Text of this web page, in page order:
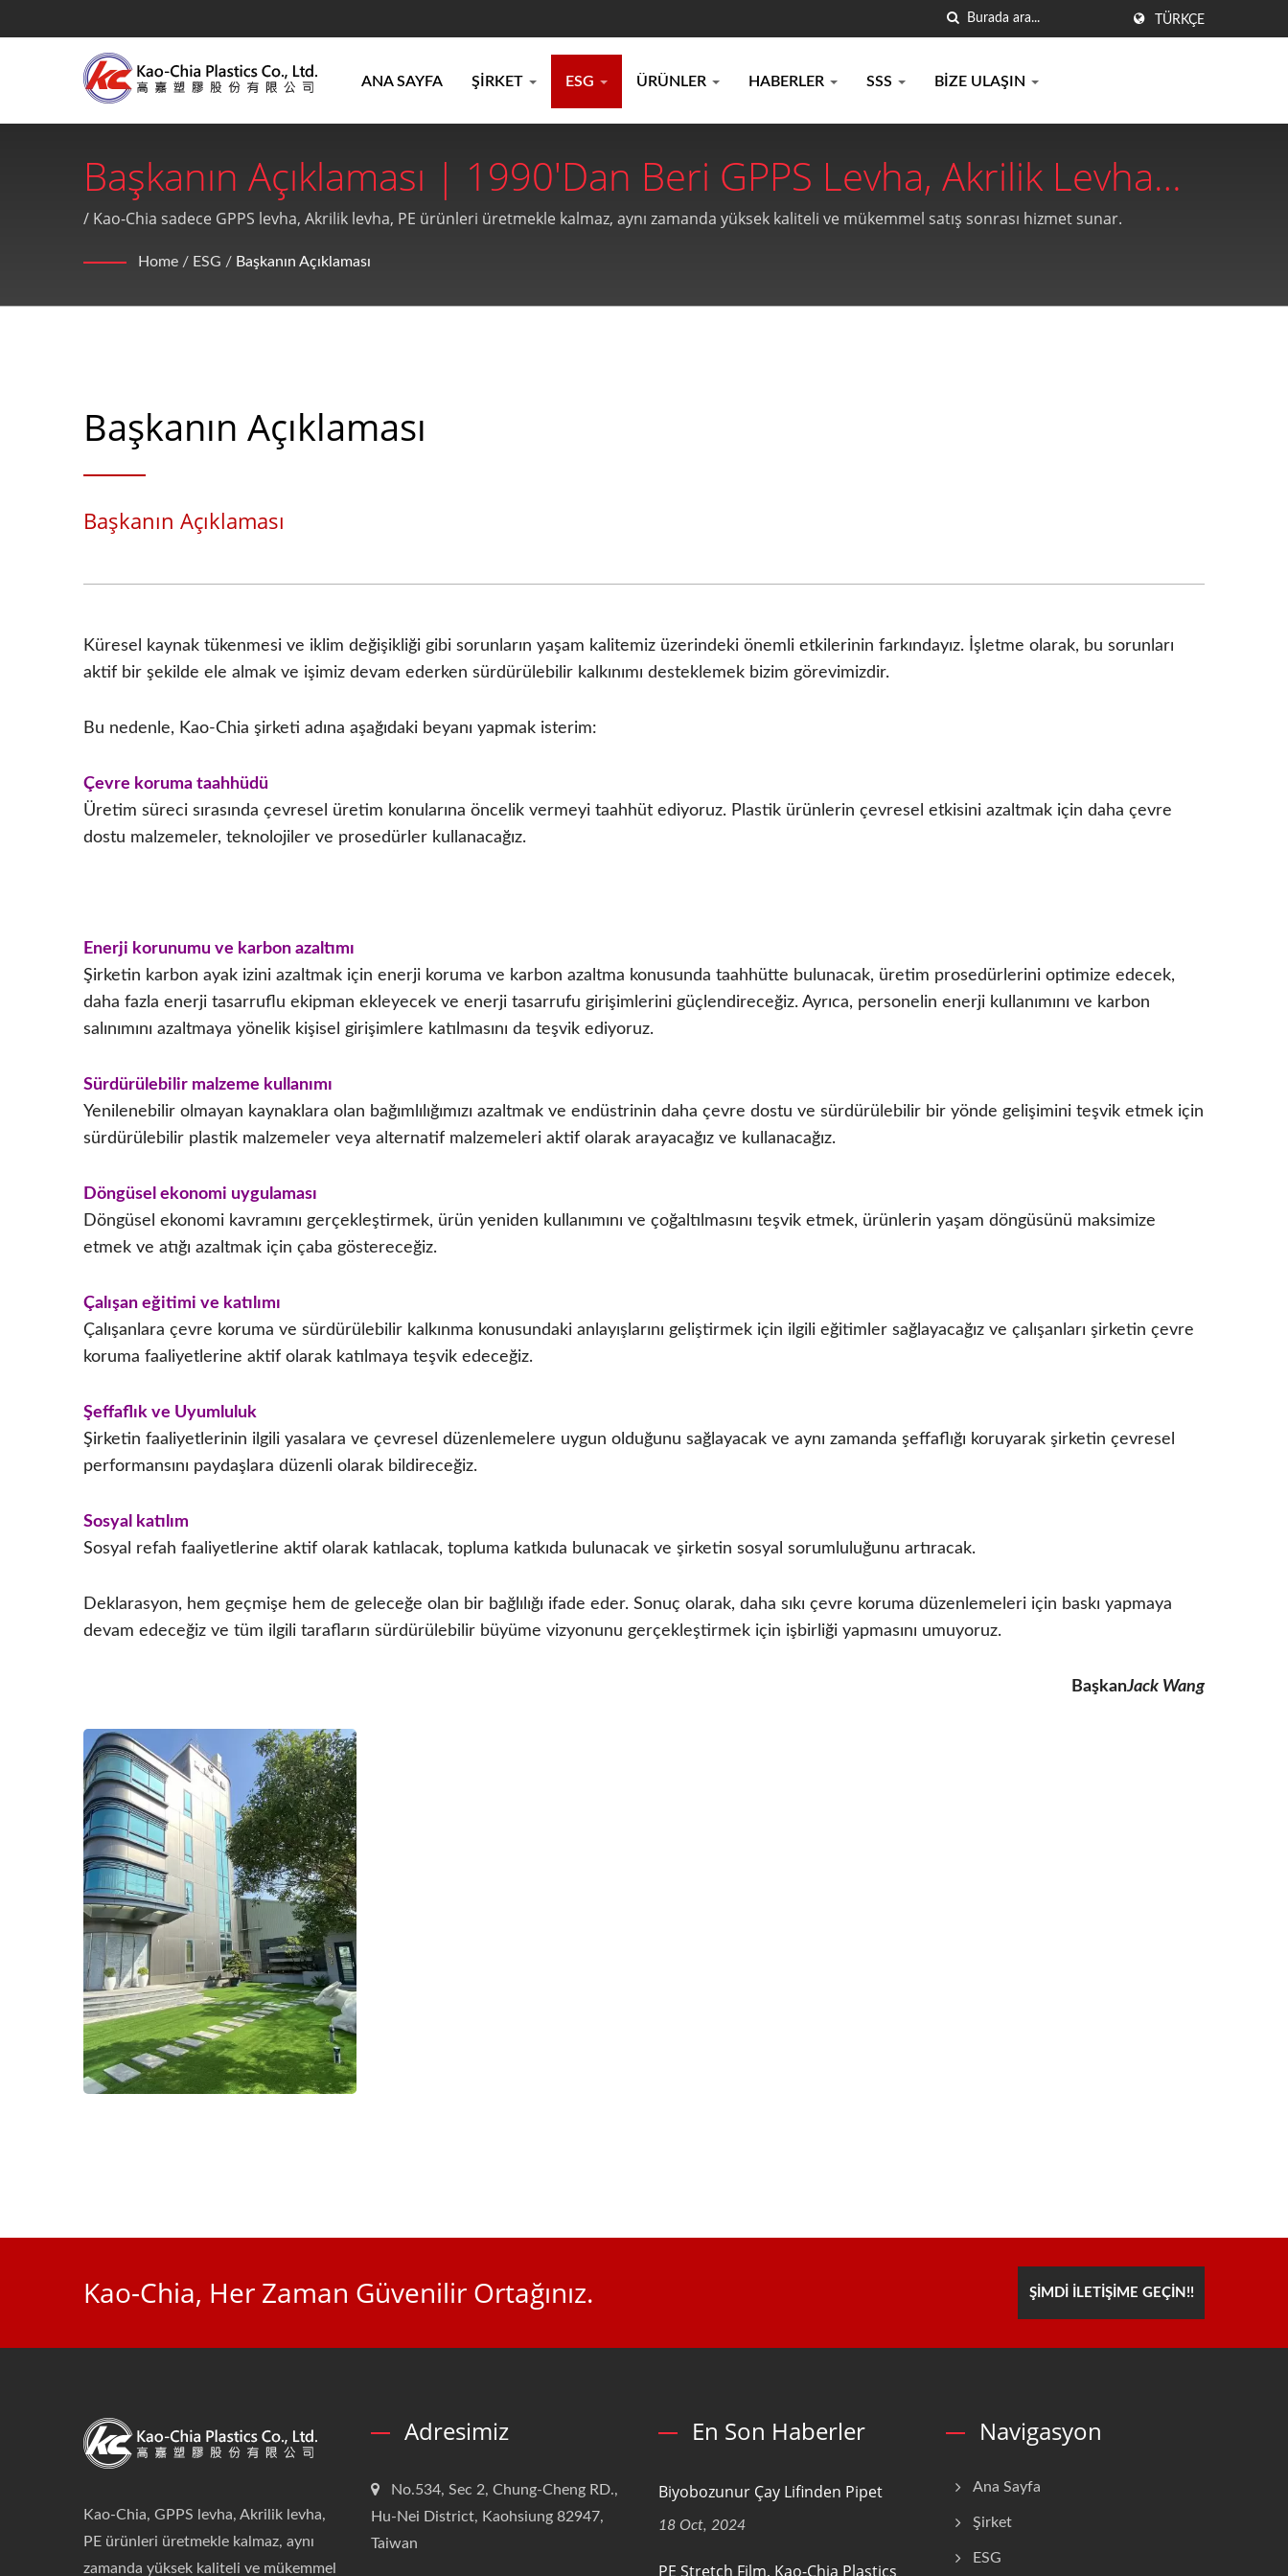
TÜRKÇE
ANA SAYFA ŞIRKET ESG ÜRÜNLER HABERLER SSS BIZE ULAŞIN
Başkanın Açıklaması | 1990'dan Beri GPPS Levha, Akrilik Levha
Ve PE Ürünleri Plastik Levha Üreticisi | Kao-Chia Plastics Co., Ltd.
/ Kao-Chia sadece GPPS levha, Akrilik levha, PE ürünleri üretmekle kalmaz, aynı zamanda yüksek kaliteli ve mükemmel satış sonrası hizmet sunar.
Home / ESG / Başkanın Açıklaması
Başkanın Açıklaması
Başkanın Açıklaması
Küresel kaynak tükenmesi ve iklim değişikliği gibi sorunların yaşam kalitemiz üzerindeki önemli etkilerinin farkındayız. İşletme olarak, bu sorunları
aktif bir şekilde ele almak ve işimiz devam ederken sürdürülebilir kalkınımı desteklemek bizim görevimizdir.
Bu nedenle, Kao-Chia şirketi adına aşağıdaki beyanı yapmak isterim:
Çevre koruma taahhüdü
Üretim süreci sırasında çevresel üretim konularına öncelik vermeyi taahhüt ediyoruz. Plastik ürünlerin çevresel etkisini azaltmak için daha çevre
dostu malzemeler, teknolojiler ve prosedürler kullanacağız.
Enerji korunumu ve karbon azaltımı
Şirketin karbon ayak izini azaltmak için enerji koruma ve karbon azaltma konusunda taahhütte bulunacak, üretim prosedürlerini optimize edecek,
daha fazla enerji tasarruflu ekipman ekleyecek ve enerji tasarrufu girişimlerini güçlendireceğiz. Ayrıca, personelin enerji kullanımını ve karbon
salınımını azaltmaya yönelik kişisel girişimlere katılmasını da teşvik ediyoruz.
Sürdürülebilir malzeme kullanımı
Yenilenebilir olmayan kaynaklara olan bağımlılığımızı azaltmak ve endüstrinin daha çevre dostu ve sürdürülebilir bir yönde gelişimini teşvik etmek için
sürdürülebilir plastik malzemeler veya alternatif malzemeleri aktif olarak arayacağız ve kullanacağız.
Döngüsel ekonomi uygulaması
Döngüsel ekonomi kavramını gerçekleştirmek, ürün yeniden kullanımını ve çoğaltılmasını teşvik etmek, ürünlerin yaşam döngüsünü maksimize
etmek ve atığı azaltmak için çaba göstereceğiz.
Çalışan eğitimi ve katılımı
Çalışanlara çevre koruma ve sürdürülebilir kalkınma konusundaki anlayışlarını geliştirmek için ilgili eğitimler sağlayacağız ve çalışanları şirketin çevre
koruma faaliyetlerine aktif olarak katılmaya teşvik edeceğiz.
Şeffaflık ve Uyumluluk
Şirketin faaliyetlerinin ilgili yasalara ve çevresel düzenlemelere uygun olduğunu sağlayacak ve aynı zamanda şeffaflığı koruyarak şirketin çevresel
performansını paydaşlara düzenli olarak bildireceğiz.
Sosyal katılım
Sosyal refah faaliyetlerine aktif olarak katılacak, topluma katkıda bulunacak ve şirketin sosyal sorumluluğunu artıracak.
Deklarasyon, hem geçmişe hem de geleceğe olan bir bağlılığı ifade eder. Sonuç olarak, daha sıkı çevre koruma düzenlemeleri için baskı yapmaya
devam edeceğiz ve tüm ilgili tarafların sürdürülebilir büyüme vizyonunu gerçekleştirmek için işbirliği yapmasını umuyoruz.
BaşkanJack Wang
Kao-Chia, Her Zaman Güvenilir Ortağınız. ŞIMDI İLETIŞIME GEÇIN!!
Kao-Chia, GPPS levha, Akrilik levha,
PE ürünleri üretmekle kalmaz, aynı
zamanda yüksek kaliteli ve mükemmel
Adresimiz
No.534, Sec 2, Chung-Cheng RD.,
Hu-Nei District, Kaohsiung 82947,
Taiwan
En Son Haberler
Biyobozunur Çay Lifinden Pipet
18 Oct, 2024
PE Stretch Film, Kao-Chia Plastics
Navigasyon
Ana Sayfa
Şirket
ESG